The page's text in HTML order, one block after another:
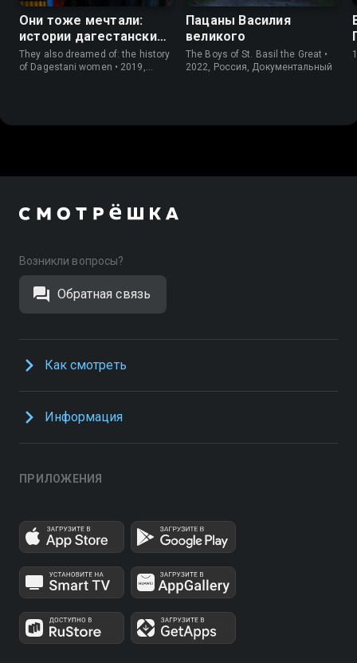
Они тоже мечтали:
истории дагестанских
женщин
They also dreamed of: the history
of Dagestani women • 2019,
Пацаны Василия
великого
The Boys of St. Basil the Great •
2022, Россия, Документальный
Возникли вопросы?
Обратная связь
Как смотреть
Информация
ПРИЛОЖЕНИЯ